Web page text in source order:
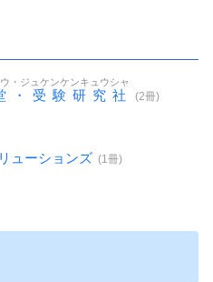
・受験研究社
・ジュケンケンキュウシャ
(2冊)
ューションズ (1冊)